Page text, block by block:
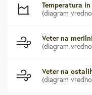
Temperatura
(diagram
Veter na
(diagram
Veter na
(diagram